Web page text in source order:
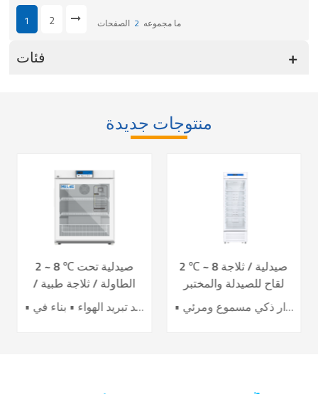
1 2 ما مجموعه 2 الصفحات
فئات
منتوجات جديدة
2 ~ 8 ℃ صيدلية تحت
الطاولة / ثلاجة طبية /
لقاح YC-130L
• نظام تحكم دقيق • نظام تبريد تبريد الهواء • بناء في USB datalogger • إنذارات سمعية وبصرية مثالية • تصميم عملية مريحة
2 ℃ ~ 8 صيدلية / ثلاجة
لقاح للصيدلة والمختبر
YC-395L
• أداء تبريد الهواء الرائد • تحسين كفاءة توفير الطاقة بنسبة 40٪ + • باب تسخين كهربائي لتأثير أفضل ضد التكثيف • 7 حساسات لدقة عالية للتحكم بدرجة الحرارة • نظام إنذار ذكي مسموع ومرئي